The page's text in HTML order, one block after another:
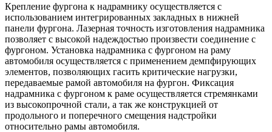
Крепление фургона к надрамнику осуществляется с
использованием интегрированных закладных в нижней
панели фургона. Лазерная точность изготовления надрамника
позволяет с высокой надеждостью произвести соединение с
фургоном. Установка надрамника с фургоном на раму
автомобиля осуществляется с применением демпфирующих
элементов, позволяющих гасить критические нагрузки,
передаваемые рамой автомобиля на фургон. Фиксация
надрамника с фургоном к раме осуществляется стремянками
из высокопрочной стали, а так же конструкцией от
продольного и поперечного смещения надстройки
относительно рамы автомобиля.